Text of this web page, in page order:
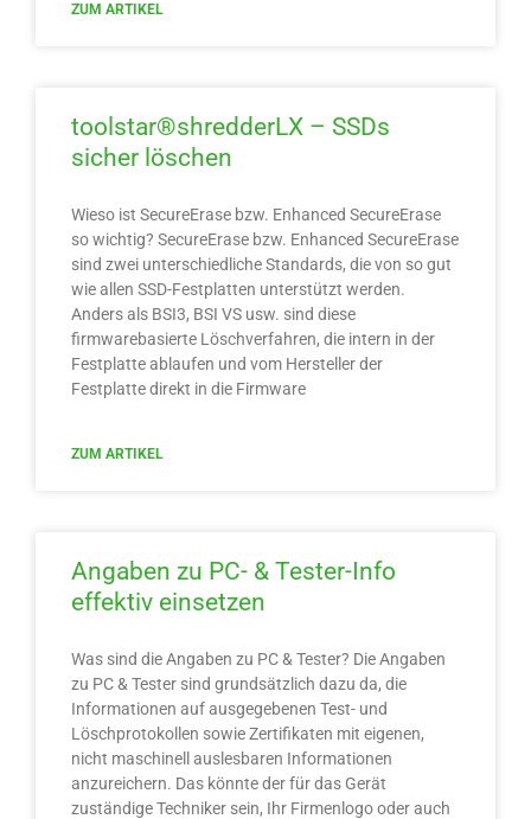
ZUM ARTIKEL
toolstar®shredderLX – SSDs
sicher löschen
Wieso ist SecureErase bzw. Enhanced SecureErase
so wichtig? SecureErase bzw. Enhanced SecureErase
sind zwei unterschiedliche Standards, die von so gut
wie allen SSD-Festplatten unterstützt werden.
Anders als BSI3, BSI VS usw. sind diese
firmwarebasierte Löschverfahren, die intern in der
Festplatte ablaufen und vom Hersteller der
Festplatte direkt in die Firmware
ZUM ARTIKEL
Angaben zu PC- & Tester-Info
effektiv einsetzen​
Was sind die Angaben zu PC & Tester? Die Angaben
zu PC & Tester sind grundsätzlich dazu da, die
Informationen auf ausgegebenen Test- und
Löschprotokollen sowie Zertifikaten mit eigenen,
nicht maschinell auslesbaren Informationen
anzureichern. Das könnte der für das Gerät
zuständige Techniker sein, Ihr Firmenlogo oder auch